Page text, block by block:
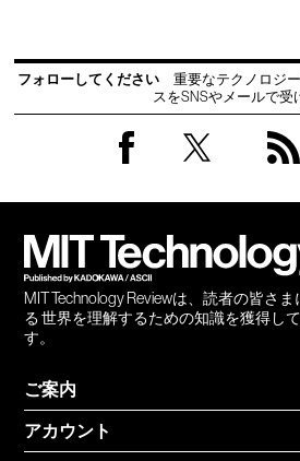
フォローしてください
重要なテクノロジ
スをSNSやメールで受
MIT Technology Reviewは、読者の皆さ
る 世界を理解するための知識を獲得し
す。
ご案内
アカウント